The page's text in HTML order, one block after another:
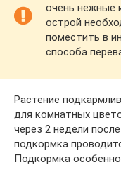
очень нежные
острой
поместить в
способа
Растение
для комнатных
через 2 недели
подкормка
Подкормка особенно